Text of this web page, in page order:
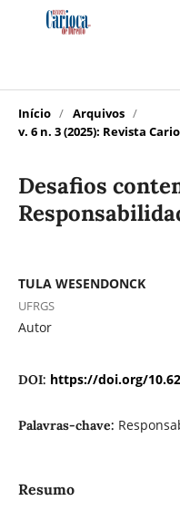
Início / Arquivos /
v. 6 n. 3 (2025): Revista
Desafios
TULA WESENDONCK
UFRGS
Autor
DOI: https://doi.org/
Palavras-chave:
Resumo